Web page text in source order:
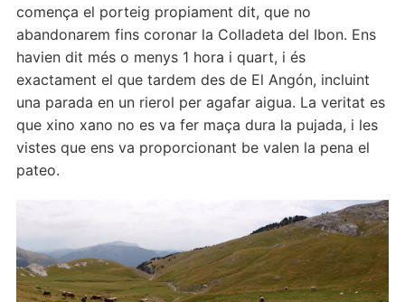
comença el porteig propiament dit, que no
abandonarem fins coronar la Colladeta del Ibon. Ens
havien dit més o menys 1 hora i quart, i és
exactament el que tardem des de El Angón, incluint
una parada en un rierol per agafar aigua. La veritat es
que xino xano no es va fer maça dura la pujada, i les
vistes que ens va proporcionant be valen la pena el
pateo.